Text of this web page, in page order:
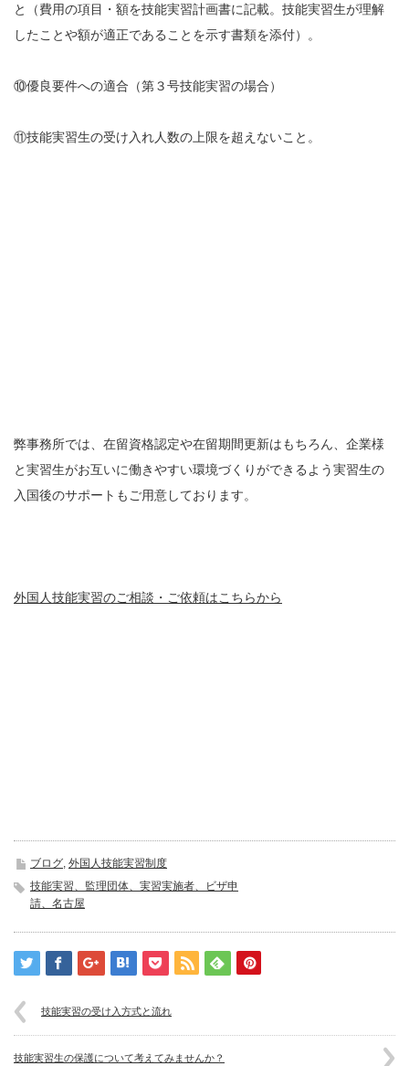
と（費用の項目・額を技能実習計画書に記載。技能実習生が理解
したことや額が適正であることを示す書類を添付）。
⑩優良要件への適合（第３号技能実習の場合）
⑪技能実習生の受け入れ人数の上限を超えないこと。
弊事務所では、在留資格認定や在留期間更新はもちろん、企業様
と実習生がお互いに働きやすい環境づくりができるよう実習生の
入国後のサポートもご用意しております。
外国人技能実習のご相談・ご依頼はこちらから
ブログ, 外国人技能実習制度
技能実習、監理団体、実習実施者、ビザ申
請、名古屋
技能実習の受け入方式と流れ
技能実習生の保護について考えてみませんか？